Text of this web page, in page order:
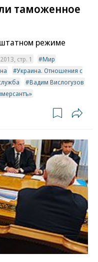
таможенное
режиме
стр. 1
Мир
Украина. Отношения с
Вадим Вислогузов